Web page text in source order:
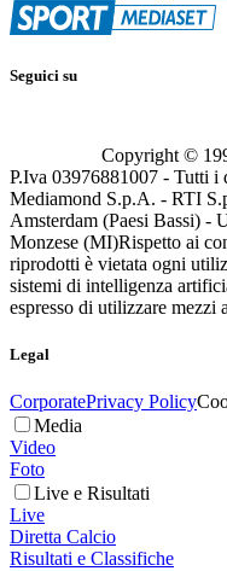
Seguici su
Copyright ©
P.Iva 03976881007 - Tutti
Mediamond S.p.A. - RTI
Amsterdam (Paesi Bassi) -
Monzese (MI)Rispetto ai
riprodotti è vietata ogni
sistemi di intelligenza
espresso di utilizzare mezzi
Legal
CorporatePrivacy Policy
Media
Video
Foto
Live e Risultati
Live
Diretta Calcio
Risultati e Classifiche